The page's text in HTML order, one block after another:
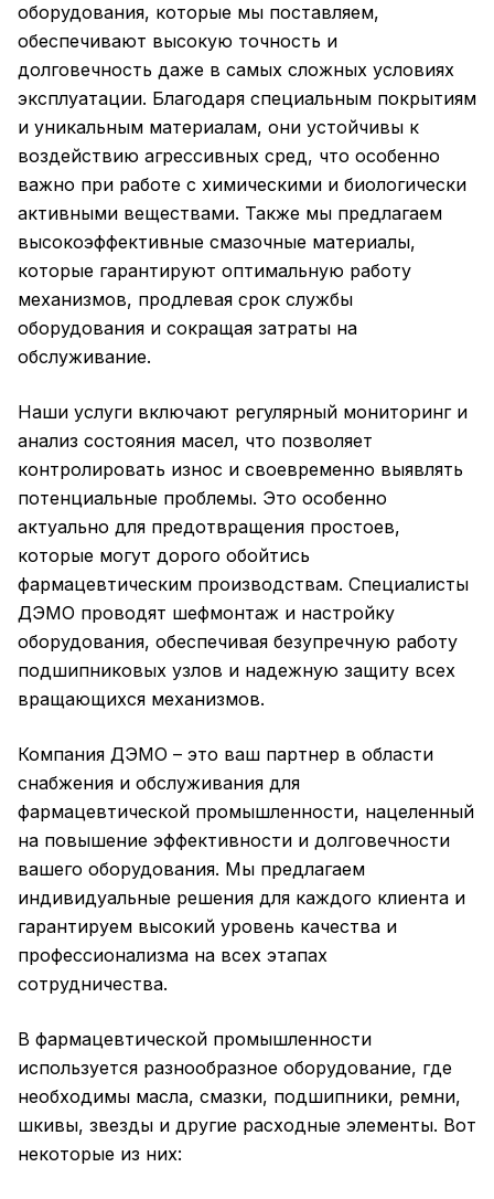
оборудования, которые мы поставляем,
обеспечивают высокую точность и
долговечность даже в самых сложных условиях
эксплуатации. Благодаря специальным покрытиям
и уникальным материалам, они устойчивы к
воздействию агрессивных сред, что особенно
важно при работе с химическими и биологически
активными веществами. Также мы предлагаем
высокоэффективные смазочные материалы,
которые гарантируют оптимальную работу
механизмов, продлевая срок службы
оборудования и сокращая затраты на
обслуживание.
Наши услуги включают регулярный мониторинг и
анализ состояния масел, что позволяет
контролировать износ и своевременно выявлять
потенциальные проблемы. Это особенно
актуально для предотвращения простоев,
которые могут дорого обойтись
фармацевтическим производствам. Специалисты
ДЭМО проводят шефмонтаж и настройку
оборудования, обеспечивая безупречную работу
подшипниковых узлов и надежную защиту всех
вращающихся механизмов.
Компания ДЭМО – это ваш партнер в области
снабжения и обслуживания для
фармацевтической промышленности, нацеленный
на повышение эффективности и долговечности
вашего оборудования. Мы предлагаем
индивидуальные решения для каждого клиента и
гарантируем высокий уровень качества и
профессионализма на всех этапах
сотрудничества.
В фармацевтической промышленности
используется разнообразное оборудование, где
необходимы масла, смазки, подшипники, ремни,
шкивы, звезды и другие расходные элементы. Вот
некоторые из них: